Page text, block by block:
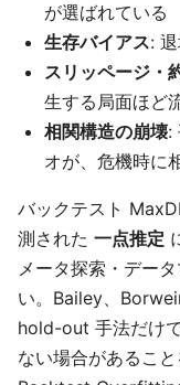
が選ばれている
生存バイアス:
スリッページ・
生する局面ほど
相関構造の崩壊:
オが、危機時に
バックテスト
測された 一点推定
メータ探索・デー
い。Bailey、
hold-out 手法だけ
ない場合があるこ